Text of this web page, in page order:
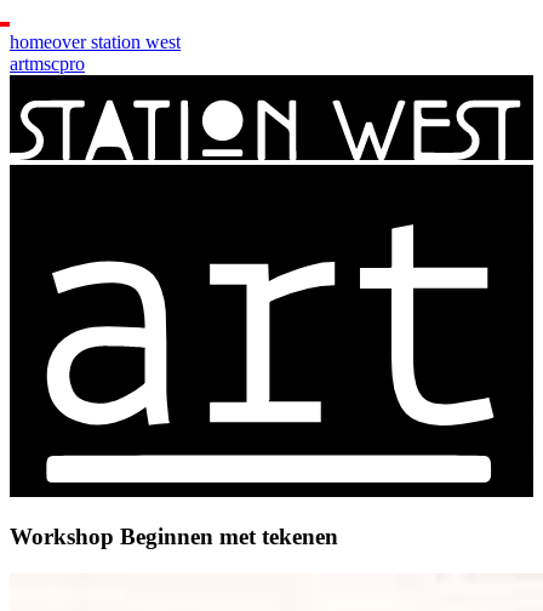
homeover station west
artmscpro
Workshop Beginnen met tekenen